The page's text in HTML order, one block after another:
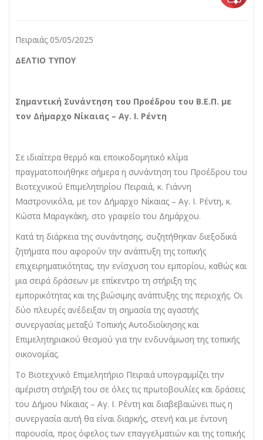
Πειραιάς 05/05/2025
ΔΕΛΤΙΟ ΤΥΠΟΥ
Σημαντική Συνάντηση του Προέδρου του Β.Ε.Π. με
τον Δήμαρχο Νίκαιας – Αγ. Ι. Ρέντη
Σε ιδιαίτερα θερμό και εποικοδομητικό κλίμα
πραγματοποιήθηκε σήμερα η συνάντηση του Προέδρου του
Βιοτεχνικού Επιμελητηρίου Πειραιά, κ. Γιάννη
Μαστρονικόλα, με τον Δήμαρχο Νίκαιας – Αγ. Ι. Ρέντη, κ.
Κώστα Μαραγκάκη, στο γραφείο του Δημάρχου.
Κατά τη διάρκεια της συνάντησης, συζητήθηκαν διεξοδικά
ζητήματα που αφορούν την ανάπτυξη της τοπικής
επιχειρηματικότητας, την ενίσχυση του εμπορίου, καθώς και
μια σειρά δράσεων με επίκεντρο τη στήριξη της
εμπορικότητας και της βιώσιμης ανάπτυξης της περιοχής. Οι
δύο πλευρές ανέδειξαν τη σημασία της αγαστής
συνεργασίας μεταξύ Τοπικής Αυτοδιοίκησης και
Επιμελητηριακού θεσμού για την ενδυνάμωση της τοπικής
οικονομίας.
Το Βιοτεχνικό Επιμελητήριο Πειραιά υπογραμμίζει την
αμέριστη στήριξή του σε όλες τις πρωτοβουλίες και δράσεις
του Δήμου Νίκαιας – Αγ. Ι. Ρέντη και διαβεβαιώνει πως η
συνεργασία αυτή θα είναι διαρκής, στενή και με έντονη
παρουσία, προς όφελος των επαγγελματιών και της τοπικής